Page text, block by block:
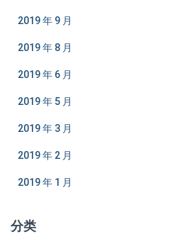
2019 年 9 月
2019 年 8 月
2019 年 6 月
2019 年 5 月
2019 年 3 月
2019 年 2 月
2019 年 1 月
分类